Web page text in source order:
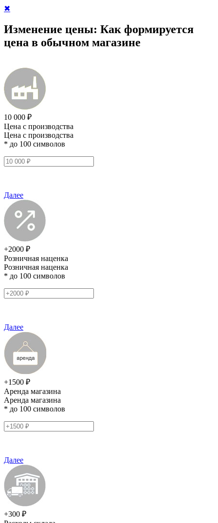
✖
Изменение цены: Как формируется
цена в обычном магазине
10 000 ₽
Цена с производства
Цена с производства
* до 100 символов
Далее
+2000 ₽
Розничная наценка
Розничная наценка
* до 100 символов
Далее
+1500 ₽
Аренда магазина
Аренда магазина
* до 100 символов
Далее
+300 ₽